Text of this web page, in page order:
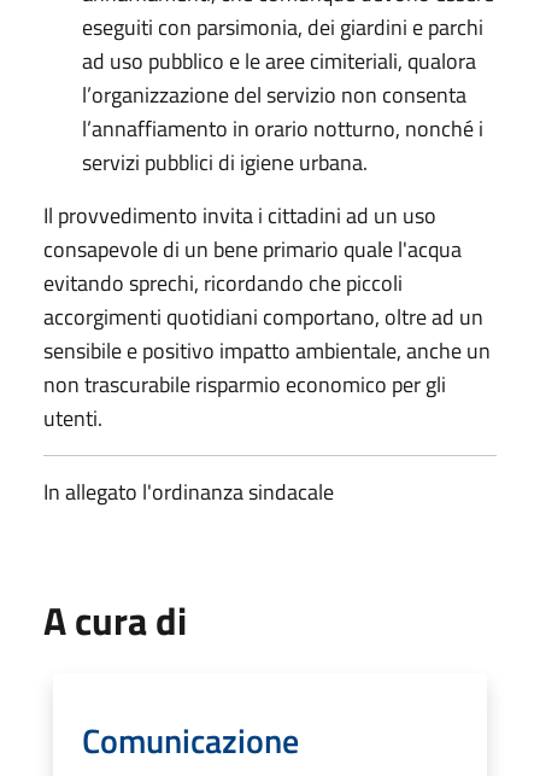
eseguiti con parsimonia, dei giardini e parchi
ad uso pubblico e le aree cimiteriali, qualora
l’organizzazione del servizio non consenta
l’annaffiamento in orario notturno, nonché i
servizi pubblici di igiene urbana.
Il provvedimento invita i cittadini ad un uso
consapevole di un bene primario quale l'acqua
evitando sprechi, ricordando che piccoli
accorgimenti quotidiani comportano, oltre ad un
sensibile e positivo impatto ambientale, anche un
non trascurabile risparmio economico per gli
utenti.
In allegato l'ordinanza sindacale
A cura di
Comunicazione